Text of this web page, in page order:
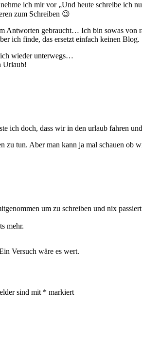
ich mir vor „Und heute schreibe ich
zum Schreiben 😉
Antworten gebraucht… Ich bin sowas
ich finde, das ersetzt einfach keinen Blog.
ich wieder unterwegs…
Urlaub!
ich doch, dass wir in den urlaub fahren
zu tun. Aber man kann ja mal schauen ob
um zu schreiben und nix
mehr.
Versuch wäre es wert.
sind mit * markiert